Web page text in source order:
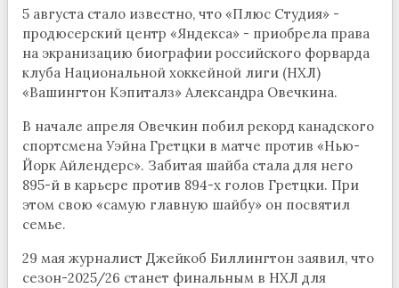
5 августа стало известно, что «Плюс Студия» -
продюсерский центр «Яндекса» - приобрела права
на экранизацию биографии российского форварда
клуба Национальной хоккейной лиги (НХЛ)
«Вашингтон Кэпиталз» Александра Овечкина.
В начале апреля Овечкин побил рекорд канадского
спортсмена Уэйна Гретцки в матче против «Нью-
Йорк Айлендерс». Забитая шайба стала для него
895-й в карьере против 894-х голов Гретцки. При
этом свою «самую главную шайбу» он посвятил
семье.
29 мая журналист Джейкоб Биллингтон заявил, что
сезон-2025/26 станет финальным в НХЛ для